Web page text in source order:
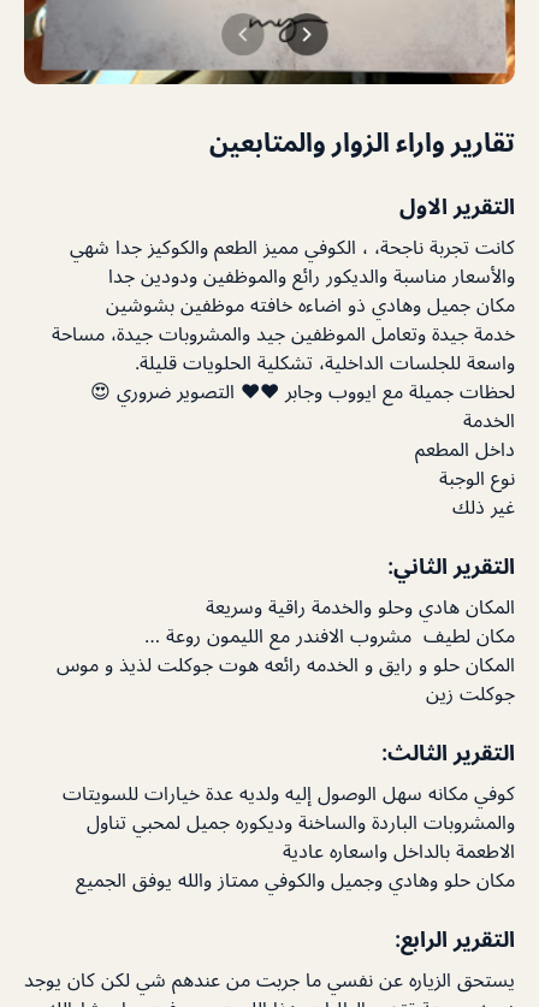
تقارير واراء الزوار والمتابعين
التقرير الاول
كانت تجربة ناجحة، ، الكوفي مميز الطعم والكوكيز جدا شهي
والأسعار مناسبة والديكور رائع والموظفين ودودين جدا
مكان جميل وهادي ذو اضاءه خافته موظفين بشوشين
خدمة جيدة وتعامل الموظفين جيد والمشروبات جيدة، مساحة
واسعة للجلسات الداخلية، تشكلية الحلويات قليلة.
لحظات جميلة مع ايووب وجابر ❤️❤️ التصوير ضروري 😍
الخدمة
داخل المطعم
نوع الوجبة
غير ذلك
التقرير الثاني:
المكان هادي وحلو والخدمة راقية وسريعة
مكان لطيف مشروب الافندر مع الليمون روعة …
المكان حلو و رايق و الخدمه رائعه هوت جوكلت لذيذ و موس
جوكلت زين
التقرير الثالث:
كوفي مكانه سهل الوصول إليه ولديه عدة خيارات للسويتات
والمشروبات الباردة والساخنة وديكوره جميل لمحبي تناول
الاطعمة بالداخل واسعاره عادية
مكان حلو وهادي وجميل والكوفي ممتاز والله يوفق الجميع
التقرير الرابع:
يستحق الزياره عن نفسي ما جربت من عندهم شي لكن كان يوجد